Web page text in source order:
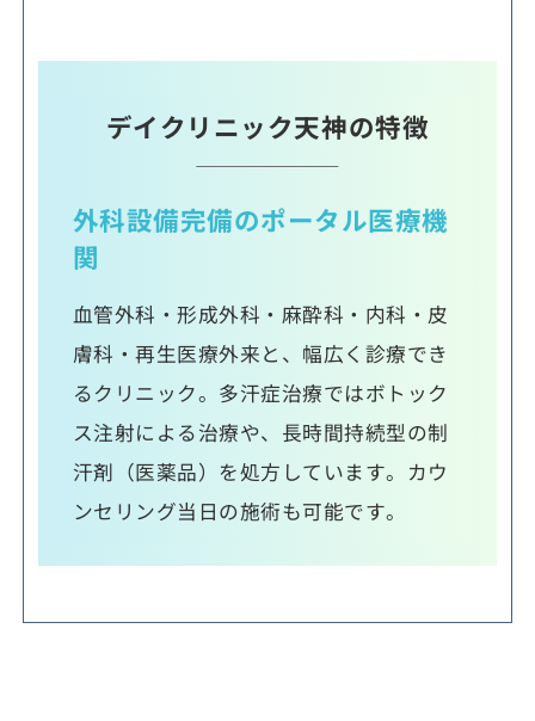
デイクリニック天神の特徴
外科設備完備のポータル医療機
関
血管外科・形成外科・麻酔科・内科・皮
膚科・再生医療外来と、幅広く診療でき
るクリニック。多汗症治療ではボトック
ス注射による治療や、長時間持続型の制
汗剤（医薬品）を処方しています。カウ
ンセリング当日の施術も可能です。